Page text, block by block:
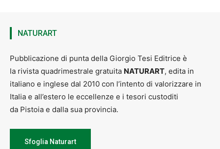
NATURART
Pubblicazione di punta della Giorgio Tesi Editrice è
la rivista quadrimestrale gratuita NATURART, edita in
italiano e inglese dal 2010 con l’intento di valorizzare in
Italia e all’estero le eccellenze e i tesori custoditi
da Pistoia e dalla sua provincia.
Sfoglia Naturart